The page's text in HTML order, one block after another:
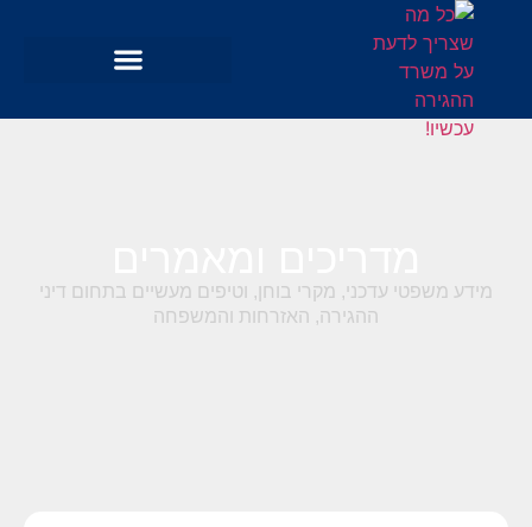
מידע משפטי עדכני, מקרי בוחן, וטיפים מעשיים בתחום דיני
ההגירה, האזרחות והמשפחה